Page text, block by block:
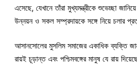
এসেছে, যেখানে তাঁরা মুখ্যমন্ত্রীকে শুভেচ্ছা
উন্নয়ন ও সকল সম্প্রদায়কে সঙ্গে নিয়ে চলার
আসানসোলের মুসলিম সমাজের একাধিক ব্যক্তি
রায়ই চূড়ান্ত এবং পশ্চিমবঙ্গের মানুষ যে রায়